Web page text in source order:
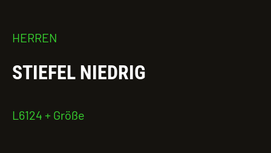
HERREN
STIEFEL NIEDRIG
L6124 + Größe